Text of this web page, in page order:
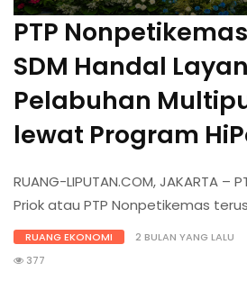
PTP
SDM Handal
Pelabuhan
lewat Program
RUANG-LIPUTAN.COM, JAKARTA –
Priok atau PTP Nonpetikemas
RUANG EKONOMI 2 BULAN YANG LALU
377